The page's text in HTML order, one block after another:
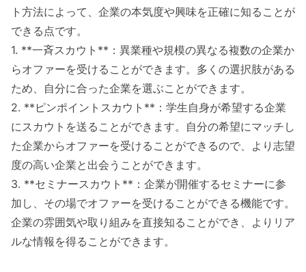
ト方法によって、企業の本気度や興味を正確に知ることが
できる点です。
1. **一斉スカウト**：異業種や規模の異なる複数の企業か
らオファーを受けることができます。多くの選択肢がある
ため、自分に合った企業を選ぶことができます。
2. **ピンポイントスカウト**：学生自身が希望する企業
にスカウトを送ることができます。自分の希望にマッチし
た企業からオファーを受けることができるので、より志望
度の高い企業と出会うことができます。
3. **セミナースカウト**：企業が開催するセミナーに参
加し、その場でオファーを受けることができる機能です。
企業の雰囲気や取り組みを直接知ることができ、よりリア
ルな情報を得ることができます。